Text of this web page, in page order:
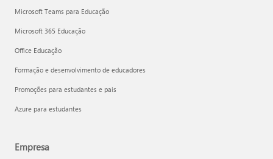
Microsoft Teams para Educação
Microsoft 365 Educação
Office Educação
Formação e desenvolvimento de educadores
Promoções para estudantes e pais
Azure para estudantes
Empresa